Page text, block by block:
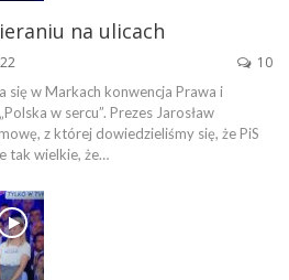
na ulicach
10
w Markach konwencja Prawa i
w sercu”. Prezes Jarosław
z której dowiedzieliśmy się, że PiS
tak wielkie, że…